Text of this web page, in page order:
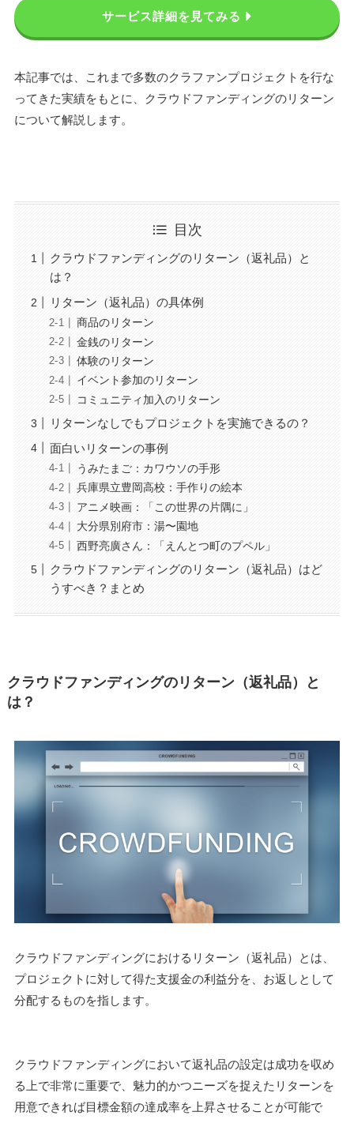
サービス詳細を見てみる
本記事では、これまで多数のクラファンプロジェクトを行な
ってきた実績をもとに、クラウドファンディングのリターン
について解説します。
目次
クラウドファンディングのリターン（返礼品）と
は？
リターン（返礼品）の具体例
商品のリターン
金銭のリターン
体験のリターン
イベント参加のリターン
コミュニティ加入のリターン
リターンなしでもプロジェクトを実施できるの？
面白いリターンの事例
うみたまご：カワウソの手形
兵庫県立豊岡高校：手作りの絵本
アニメ映画：「この世界の片隅に」
大分県別府市：湯〜園地
西野亮廣さん：「えんとつ町のプペル」
クラウドファンディングのリターン（返礼品）はど
うすべき？まとめ
クラウドファンディングのリターン（返礼品）と
は？
クラウドファンディングにおけるリターン（返礼品）とは、
プロジェクトに対して得た支援金の利益分を、お返しとして
分配するものを指します。
クラウドファンディングにおいて返礼品の設定は成功を収め
る上で非常に重要で、魅力的かつニーズを捉えたリターンを
用意できれば目標金額の達成率を上昇させることが可能で